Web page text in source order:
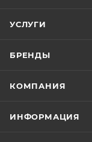
УСЛУГИ
БРЕНДЫ
КОМПАНИЯ
ИНФОРМАЦИЯ